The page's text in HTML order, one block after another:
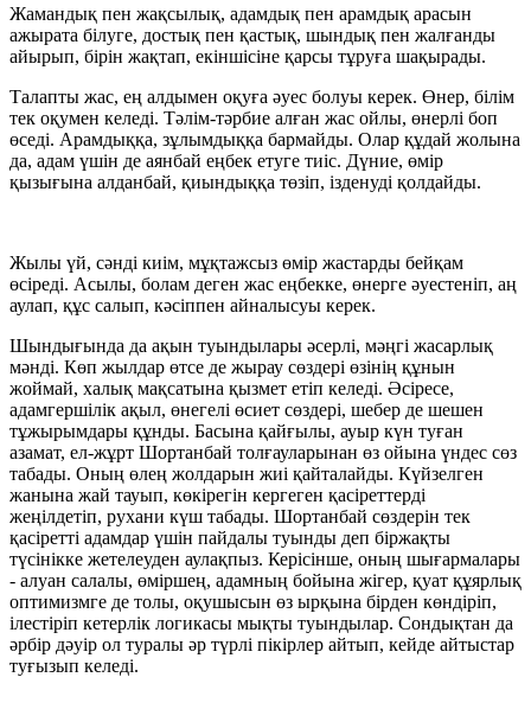
Жамандық пен жақсылық, адамдық пен арамдық арасын
ажырата білуге, достық пен қастық, шындық пен жалғанды
айырып, бірін жақтап, екіншісіне қарсы тұруға шақырады.
Талапты жас, ең алдымен оқуға әуес болуы керек. Өнер, білім
тек оқумен келеді. Тәлім-тәрбие алған жас ойлы, өнерлі боп
өседі. Арамдыққа, зұлымдыққа бармайды. Олар құдай жолына
да, адам үшін де аянбай еңбек етуге тиіс. Дүние, өмір
қызығына алданбай, қиындыққа төзіп, ізденуді қолдайды.
Жылы үй, сәнді киім, мұқтажсыз өмір жастарды бейқам
өсіреді. Асылы, болам деген жас еңбекке, өнерге әуестеніп, аң
аулап, құс салып, кәсіппен айналысуы керек.
Шындығында да ақын туындылары әсерлі, мәңгі жасарлық
мәнді. Көп жылдар өтсе де жырау сөздері өзінің құнын
жоймай, халық мақсатына қызмет етіп келеді. Әсіресе,
адамгершілік ақыл, өнегелі өсиет сөздері, шебер де шешен
тұжырымдары құнды. Басына қайғылы, ауыр күн туған
азамат, ел-жұрт Шортанбай толғауларынан өз ойына үндес сөз
табады. Оның өлең жолдарын жиі қайталайды. Күйзелген
жанына жай тауып, көкірегін кергеген қасіреттерді
жеңілдетіп, рухани күш табады. Шортанбай сөздерін тек
қасіретті адамдар үшін пайдалы туынды деп біржақты
түсінікке жетелеуден аулақпыз. Керісінше, оның шығармалары
- алуан салалы, өміршең, адамның бойына жігер, қуат құярлық
оптимизмге де толы, оқушысын өз ырқына бірден көндіріп,
ілестіріп кетерлік логикасы мықты туындылар. Сондықтан да
әрбір дәуір ол туралы әр түрлі пікірлер айтып, кейде айтыстар
туғызып келеді.